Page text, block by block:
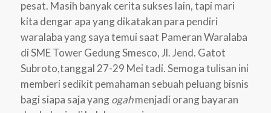
pesat. Masih banyak cerita sukses lain, tapi mari
kita dengar apa yang dikatakan para pendiri
waralaba yang saya temui saat Pameran Waralaba
di SME Tower Gedung Smesco, Jl. Jend. Gatot
Subroto,tanggal 27-29 Mei tadi. Semoga tulisan ini
memberi sedikit pemahaman sebuah peluang bisnis
bagi siapa saja yangogahmenjadi orang bayaran